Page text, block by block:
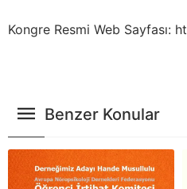
Kongre Resmi Web Sayfası:
Benzer Konular